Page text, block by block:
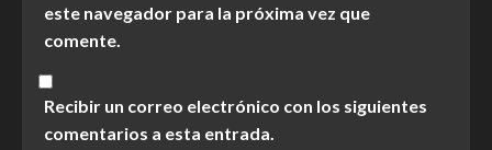
este navegador para la próxima vez que
comente.
Recibir un correo electrónico con los siguientes
comentarios a esta entrada.